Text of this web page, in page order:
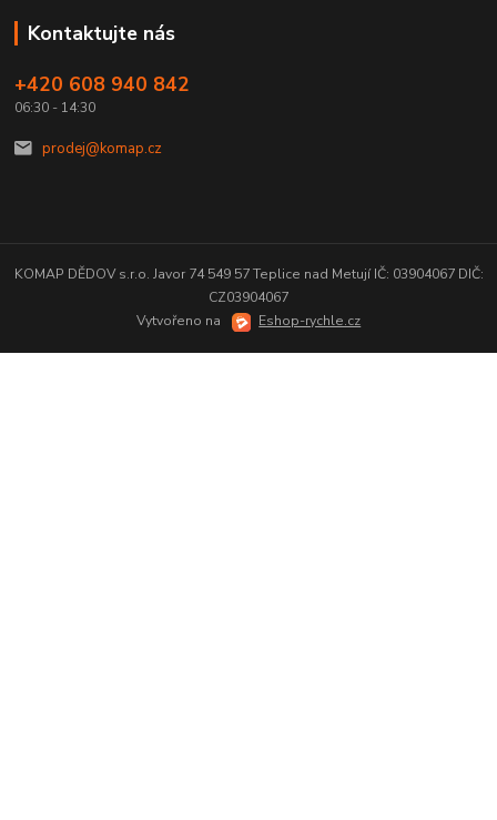
Kontaktujte nás
+420 608 940 842
06:30 - 14:30
prodej@komap.cz
KOMAP DĚDOV s.r.o. Javor 74 549 57 Teplice nad Metují IČ: 03904067 DIČ:
CZ03904067
Vytvořeno na
Eshop-rychle.cz